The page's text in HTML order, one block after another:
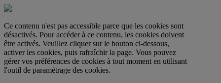
Ce contenu n'est pas accessible parce que les cookies sont
désactivés. Pour accéder à ce contenu, les cookies doivent
être activés. Veuillez cliquer sur le bouton ci-dessous,
activer les cookies, puis rafraîchir la page. Vous pouvez
gérer vos préférences de cookies à tout moment en utilisant
l'outil de paramétrage des cookies.